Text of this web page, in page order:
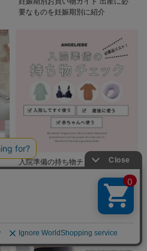
要なものを妊娠期別に紹介
入院準備の持ち物チェック